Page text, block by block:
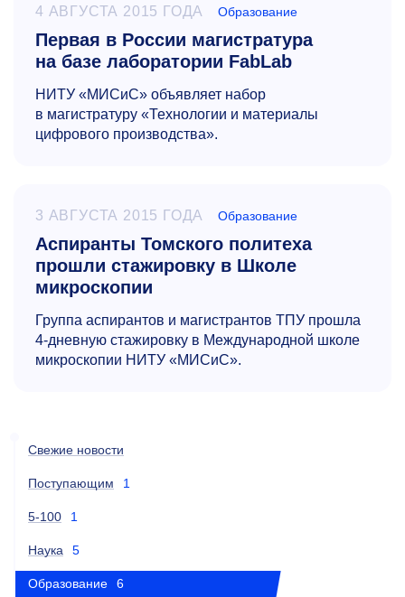
4 АВГУСТА 2015 ГОДА Образование
Первая в России магистратура
на базе лаборатории FabLab
НИТУ «МИСиС» объявляет набор
в магистратуру «Технологии и материалы
цифрового производства».
3 АВГУСТА 2015 ГОДА Образование
Аспиранты Томского политеха
прошли стажировку в Школе
микроскопии
Группа аспирантов и магистрантов ТПУ прошла
4-дневную стажировку в Международной школе
микроскопии НИТУ «МИСиС».
Свежие новости
Поступающим 1
5-100 1
Наука 5
Образование 6